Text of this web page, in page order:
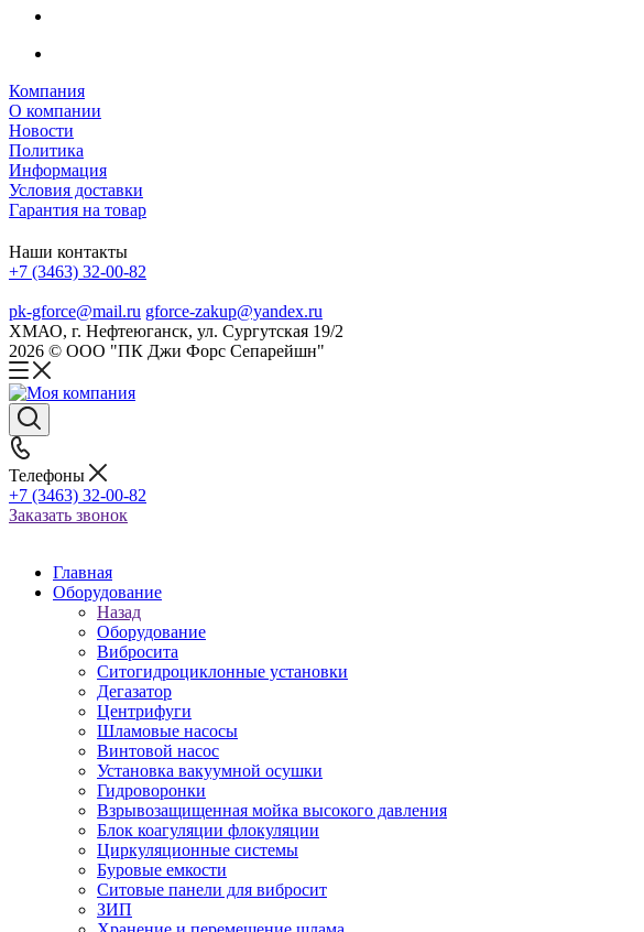
Компания
О компании
Новости
Политика
Информация
Условия доставки
Гарантия на товар
Наши контакты
+7 (3463) 32-00-82
pk-gforce@mail.ru gforce-zakup@yandex.ru
ХМАО, г. Нефтеюганск, ул. Сургутская 19/2
2026 © ООО "ПК Джи Форс Сепарейшн"
Телефоны
+7 (3463) 32-00-82
Заказать звонок
Главная
Оборудование
Назад
Оборудование
Вибросита
Ситогидроциклонные установки
Дегазатор
Центрифуги
Шламовые насосы
Винтовой насос
Установка вакуумной осушки
Гидроворонки
Взрывозащищенная мойка высокого давления
Блок коагуляции флокуляции
Циркуляционные системы
Буровые емкости
Ситовые панели для вибросит
ЗИП